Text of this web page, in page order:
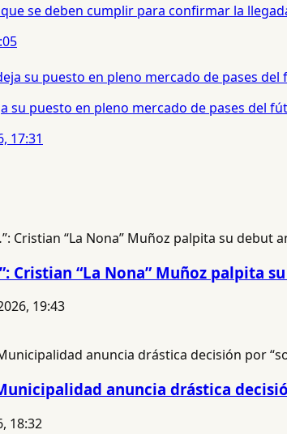
se deben cumplir para confirmar la
su puesto en pleno mercado de pases del
17:31
Cristian “La Nona” Muñoz palpita
19:43
anuncia drástica
18:32